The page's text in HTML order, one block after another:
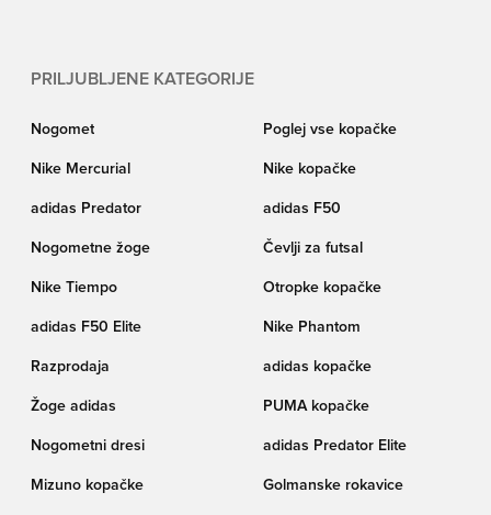
PRILJUBLJENE KATEGORIJE
Nogomet Poglej vse kopačke
Nike Mercurial Nike kopačke
adidas Predator adidas F50
Nogometne žoge Čevlji za futsal
Nike Tiempo Otropke kopačke
adidas F50 Elite Nike Phantom
Razprodaja adidas kopačke
Žoge adidas PUMA kopačke
Nogometni dresi adidas Predator Elite
Mizuno kopačke Golmanske rokavice